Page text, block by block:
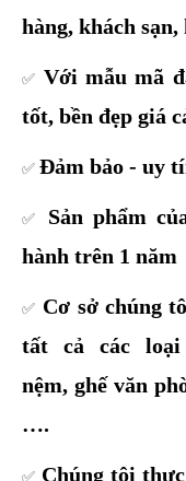
hàng, khách sạn,
✅ Với mẫu mã
tốt, bền đẹp giá
✅ Đảm bảo - uy
✅ Sản phẩm
hành trên 1 năm
✅ Cơ sở chúng
tất cả các loại
nệm, ghế văn
….
✅ Chúng tôi